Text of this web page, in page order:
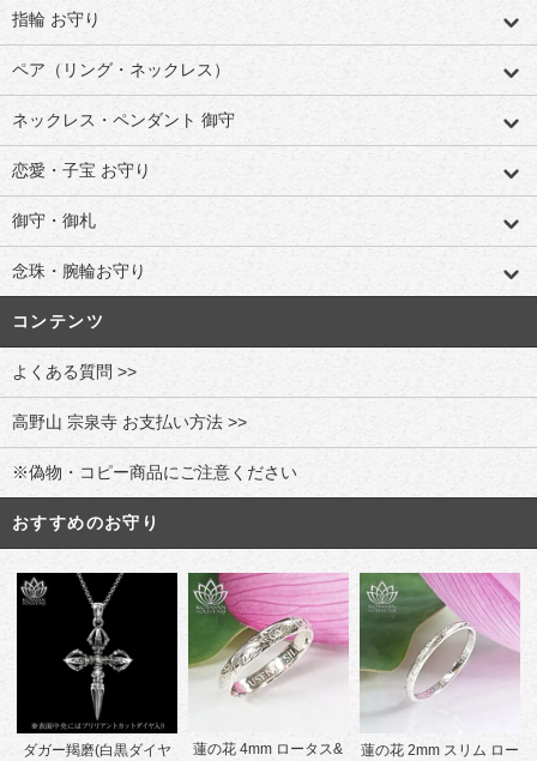
指輪 お守り
ペア（リング・ネックレス）
ネックレス・ペンダント 御守
恋愛・子宝 お守り
御守・御札
念珠・腕輪お守り
コンテンツ
よくある質問 >>
高野山 宗泉寺 お支払い方法 >>
※偽物・コピー商品にご注意ください
おすすめのお守り
ダガー羯磨(白黒ダイヤ
蓮の花 4mm ロータス&
蓮の花 2mm スリム ロー